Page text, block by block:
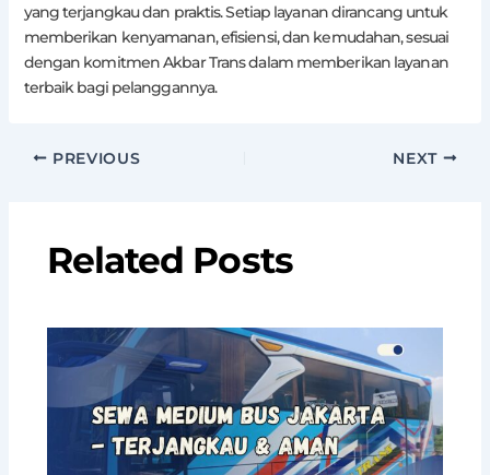
yang terjangkau dan praktis. Setiap layanan dirancang untuk
memberikan kenyamanan, efisiensi, dan kemudahan, sesuai
dengan komitmen Akbar Trans dalam memberikan layanan
terbaik bagi pelanggannya.
PREVIOUS NEXT
Related Posts